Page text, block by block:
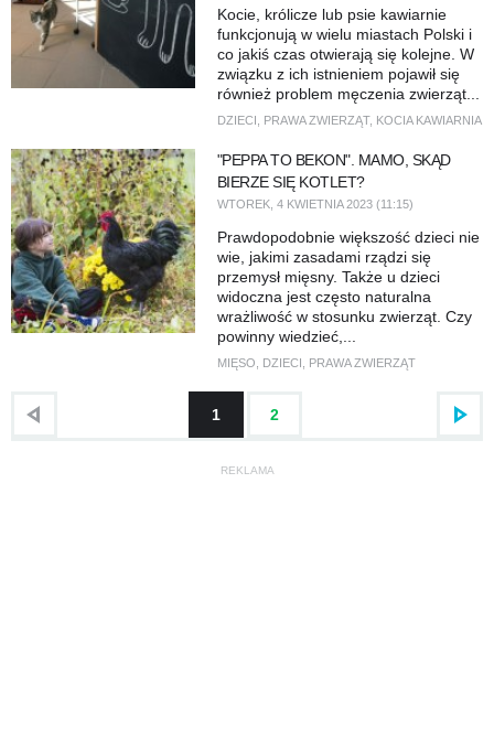
Kocie, królicze lub psie kawiarnie
funkcjonują w wielu miastach Polski i
co jakiś czas otwierają się kolejne. W
związku z ich istnieniem pojawił się
również problem męczenia zwierząt...
DZIECI PRAWA ZWIERZĄT, KOCIA KAWIARNIA
"PEPPA TO BEKON". MAMO, SKĄD
BIERZE SIĘ KOTLET?
WTOREK, 4 KWIETNIA 2023 (11:15)
Prawdopodobnie większość dzieci nie
wie, jakimi zasadami rządzi się
przemysł mięsny. Także u dzieci
widoczna jest często naturalna
wrażliwość w stosunku zwierząt. Czy
powinny wiedzieć,...
MIĘSO DZIECI PRAWA ZWIERZĄT
1 2
REKLAMA